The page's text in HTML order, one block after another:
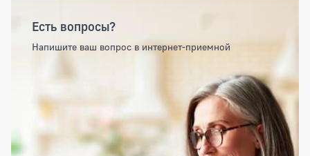
Есть вопросы?
Напишите ваш вопрос в интернет-приемной